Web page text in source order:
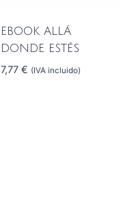
EBOOK ALLÁ
DONDE ESTÉS
7,77 € (IVA incluido)